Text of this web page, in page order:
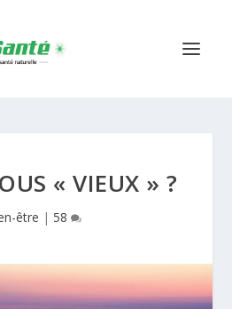
« VIEUX » ?
être | 58